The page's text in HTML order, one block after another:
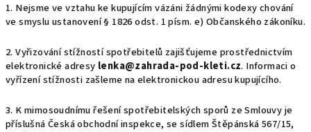
1. Nejsme ve vztahu ke kupujícím vázáni žádnými kodexy chování
ve smyslu ustanovení § 1826 odst. 1 písm. e) Občanského zákoníku.
2. Vyřizování stížností spotřebitelů zajišťujeme prostřednictvím
elektronické adresy lenka@zahrada-pod-kleti.cz. Informaci o
vyřízení stížnosti zašleme na elektronickou adresu kupujícího.
3. K mimosoudnímu řešení spotřebitelských sporů ze Smlouvy je
příslušná Česká obchodní inspekce, se sídlem Štěpánská 567/15,